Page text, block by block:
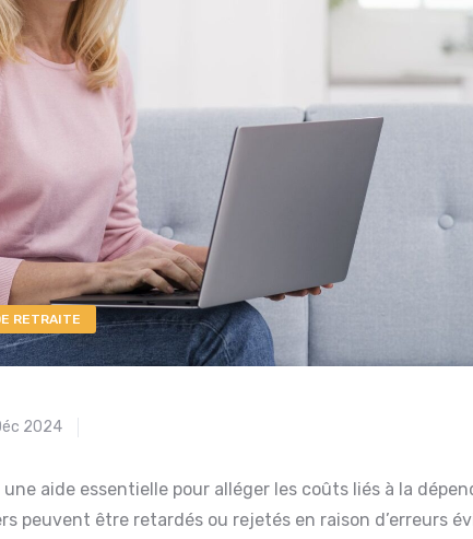
RETRAITE
2024
une aide essentielle pour alléger les coûts liés à la
peuvent être retardés ou rejetés en raison d’erreurs